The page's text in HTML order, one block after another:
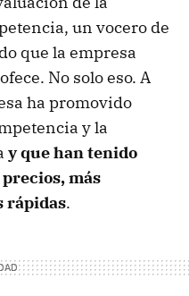
un vocero de
que la empresa
No solo eso. A
ha promovido
y la
y que han tenido
más
rápidas.